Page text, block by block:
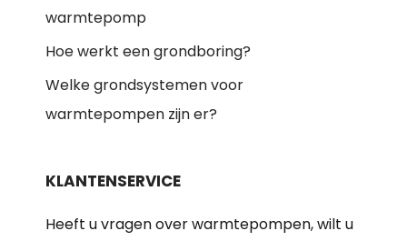
warmtepomp
Hoe werkt een grondboring?
Welke grondsystemen voor
warmtepompen zijn er?
KLANTENSERVICE
Heeft u vragen over warmtepompen, wilt u